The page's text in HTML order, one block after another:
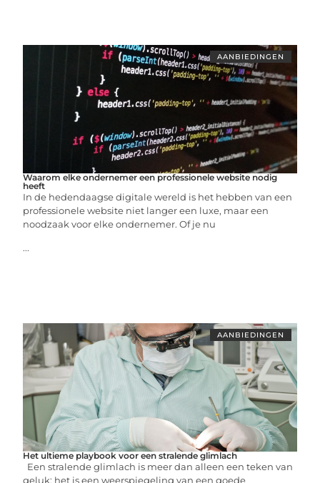
AANBIEDINGEN
Waarom elke ondernemer een professionele website nodig
heeft
In de hedendaagse digitale wereld is het hebben van een
professionele website niet langer een luxe, maar een
noodzaak voor elke ondernemer. Of je nu
...
AANBIEDINGEN
Het ultieme playbook voor een stralende glimlach
Een stralende glimlach is meer dan alleen een teken van
geluk; het is een weerspiegeling van een goede